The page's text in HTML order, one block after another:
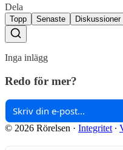
Dela
Topp Senaste Diskussioner
Inga inlägg
Redo för mer?
© 2026 Rörelsen · Integritet ∙